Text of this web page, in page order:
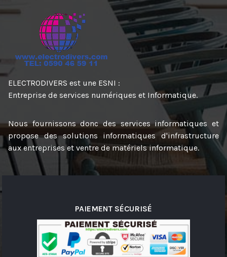
ELECTRODIVERS est une ESNI :
Entreprise de services numériques et Informatique.
Nous fournissons donc des services informatiques et
propose des solutions informatiques d'infrastructure
aux entreprises et ventre de matériels informatique.
PAIEMENT SÉCURISÉ